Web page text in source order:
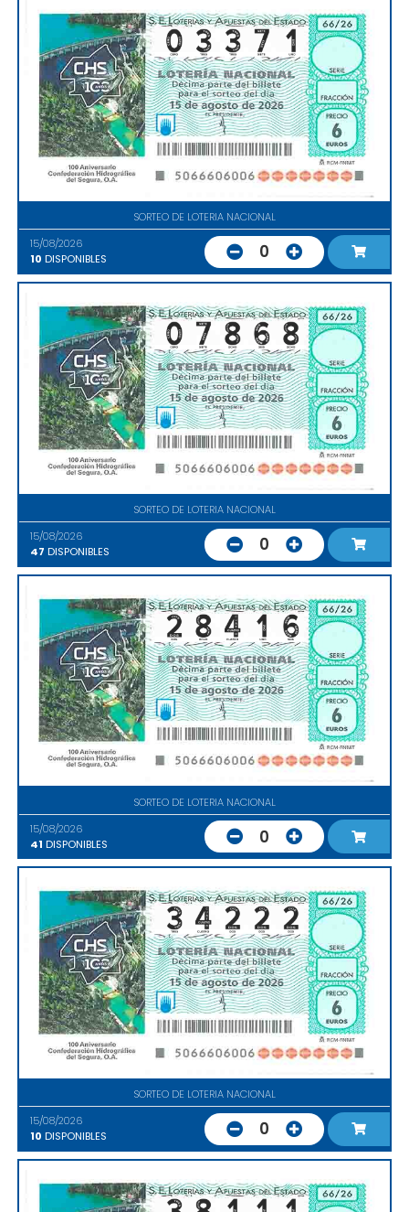
SORTEO DE LOTERIA NACIONAL
15/08/2026
10 DISPONIBLES 0
SORTEO DE LOTERIA NACIONAL
15/08/2026
47 DISPONIBLES 0
SORTEO DE LOTERIA NACIONAL
15/08/2026
41 DISPONIBLES 0
SORTEO DE LOTERIA NACIONAL
15/08/2026
10 DISPONIBLES 0